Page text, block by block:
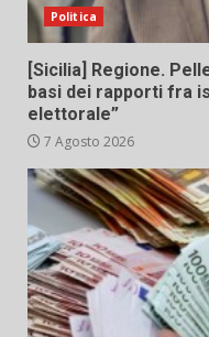
Politica
[Sicilia] Regione.
basi dei rapporti fra
elettorale”
7 Agosto 2026